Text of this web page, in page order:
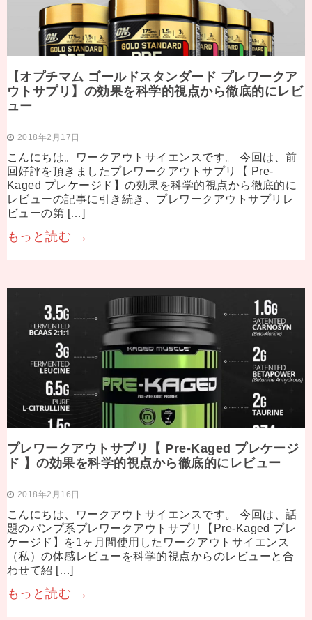
【オプチマム ゴールドスタンダード プレワークア
ウトサプリ】の効果を科学的視点から徹底的にレビ
ュー
2018年2月17日
こんにちは。ワークアウトサイエンスです。 今回は、前
回好評を頂きましたプレワークアウトサプリ【 Pre-
Kaged プレケージド】の効果を科学的視点から徹底的に
レビューの記事に引き続き、プレワークアウトサプリレ
ビューの第 […]
もっと読む →
プレワークアウトサプリ【 Pre-Kaged プレケージ
ド 】の効果を科学的視点から徹底的にレビュー
2018年2月16日
こんにちは、ワークアウトサイエンスです。 今回は、話
題のパンプ系プレワークアウトサプリ【Pre-Kaged プレ
ケージド】を1ヶ月間使用したワークアウトサイエンス
（私）の体感レビューを科学的視点からのレビューと合
わせて紹 […]
もっと読む →